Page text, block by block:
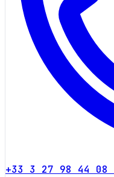
+33 3 27 98 44 08